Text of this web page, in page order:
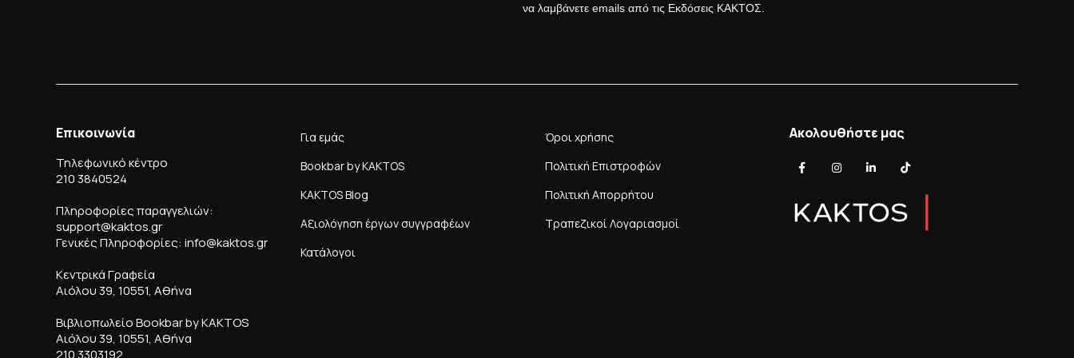
να λαμβάνετε emails από τις Εκδόσεις ΚΑΚΤΟΣ.
Επικοινωνία
Τηλεφωνικό κέντρο
210 3840524
Πληροφορίες παραγγελιών:
support@kaktos.gr
Γενικές Πληροφορίες: info@kaktos.gr
Κεντρικά Γραφεία
Αιόλου 39, 10551, Αθήνα
Βιβλιοπωλείο Bookbar by KAKTOS
Αιόλου 39, 10551, Αθήνα
210 3303192
Για εμάς
Bookbar by KAKTOS
KAKTOS Blog
Αξιολόγηση έργων συγγραφέων
Κατάλογοι
Όροι χρήσης
Πολιτική Επιστροφών
Πολιτική Απορρήτου
Τραπεζικοί Λογαριασμοί
Ακολουθήστε μας